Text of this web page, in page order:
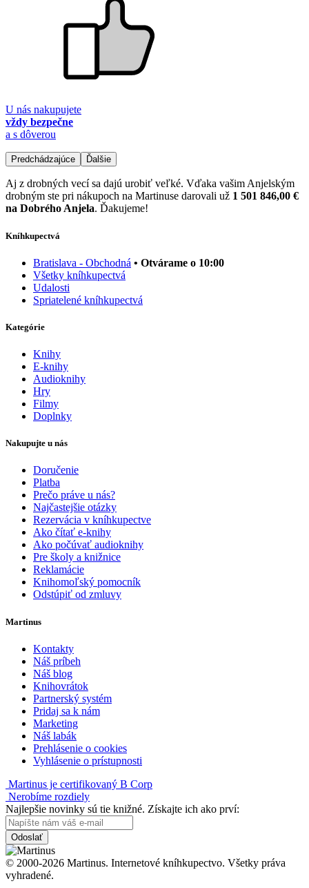
U nás nakupujete
vždy bezpečne
a s dôverou
Predchádzajúce Ďalšie
Aj z drobných vecí sa dajú urobiť veľké. Vďaka vašim Anjelským
drobným ste pri nákupoch na Martinuse darovali už 1 501 846,00 €
na Dobrého Anjela. Ďakujeme!
Kníhkupectvá
Bratislava - Obchodná • Otvárame o 10:00
Všetky kníhkupectvá
Udalosti
Spriatelené kníhkupectvá
Kategórie
Knihy
E-knihy
Audioknihy
Hry
Filmy
Doplnky
Nakupujte u nás
Doručenie
Platba
Prečo práve u nás?
Najčastejšie otázky
Rezervácia v kníhkupectve
Ako čítať e-knihy
Ako počúvať audioknihy
Pre školy a knižnice
Reklamácie
Knihomoľský pomocník
Odstúpiť od zmluvy
Martinus
Kontakty
Náš príbeh
Náš blog
Knihovrátok
Partnerský systém
Pridaj sa k nám
Marketing
Náš labák
Prehlásenie o cookies
Vyhlásenie o prístupnosti
Martinus je certifikovaný B Corp
Nerobíme rozdiely
Najlepšie novinky sú tie knižné. Získajte ich ako prví:
Odoslať
© 2000-2026 Martinus. Internetové kníhkupectvo. Všetky práva
vyhradené.